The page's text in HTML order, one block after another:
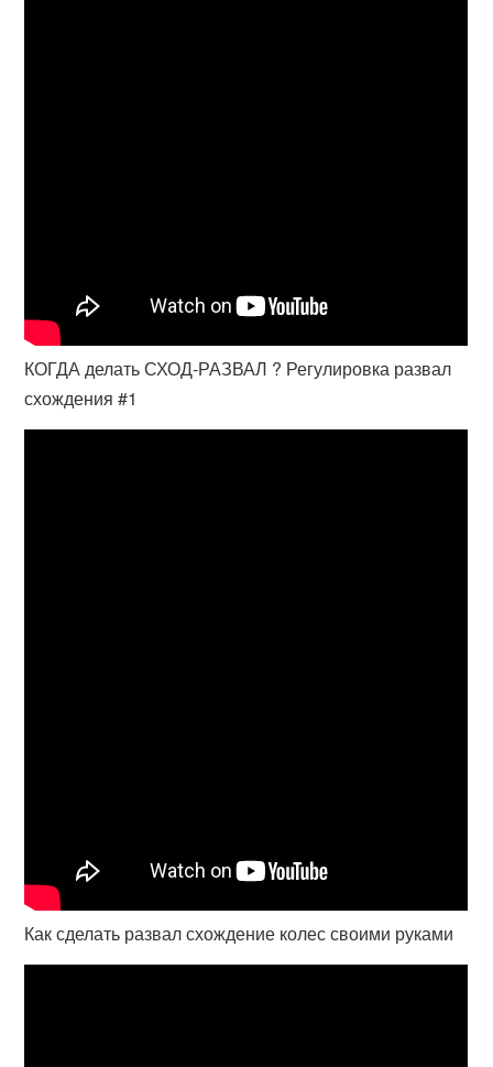
КОГДА делать СХОД-РАЗВАЛ ? Регулировка развал
схождения #1
Как сделать развал схождение колес своими руками